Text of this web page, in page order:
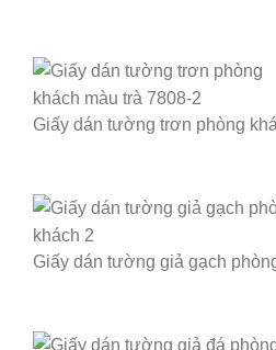
Giấy dán tường trơn phòng
Giấy dán tường giả gạch